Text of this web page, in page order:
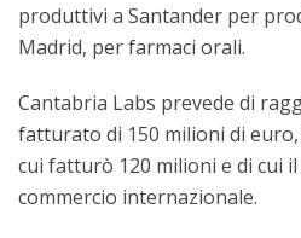
produttivi a Santander per
Madrid, per farmaci orali.
Cantabria Labs prevede di
fatturato di 150 milioni di euro,
cui fatturò 120 milioni e di cui
commercio internazionale.